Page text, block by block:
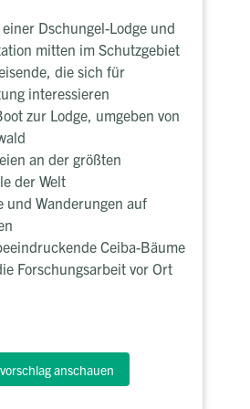
Dschungel-Lodge und
mitten im Schutzgebiet
die sich für
interessieren
zur Lodge, umgeben von
an der größten
der Welt
und Wanderungen auf
Ceiba-Bäume
Forschungsarbeit vor Ort
anschauen